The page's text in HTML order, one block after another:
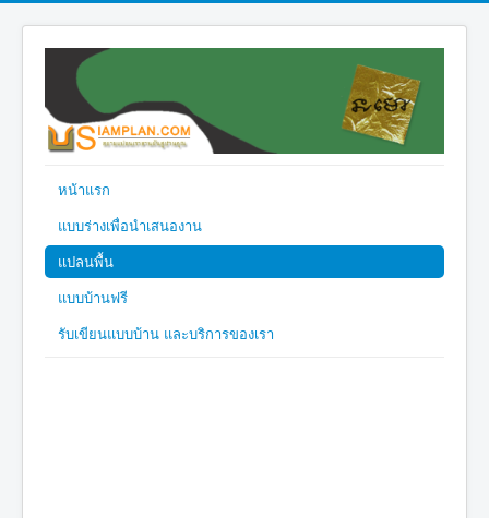
หน้าแรก
แบบร่างเพื่อนำเสนองาน
แปลนพื้น
แบบบ้านฟรี
รับเขียนแบบบ้าน และบริการของเรา